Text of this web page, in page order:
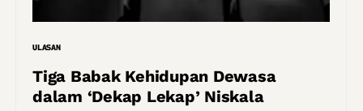
ULASAN
Tiga Babak Kehidupan Dewasa
dalam ‘Dekap Lekap’ Niskala